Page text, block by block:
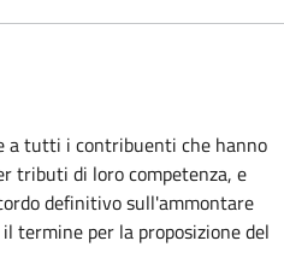
a tutti i contribuenti che hanno
tributi di loro competenza, e
definitivo sull'ammontare
termine per la proposizione del